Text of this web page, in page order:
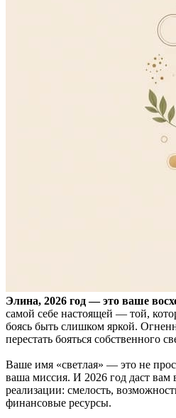
Элина, 2026 год — это ваше
самой себе настоящей — той,
боясь быть слишком яркой.
перестать бояться собственного
Ваше имя «светлая» — это не
ваша миссия. И 2026 год даст вам
реализации: смелость,
финансовые ресурсы.